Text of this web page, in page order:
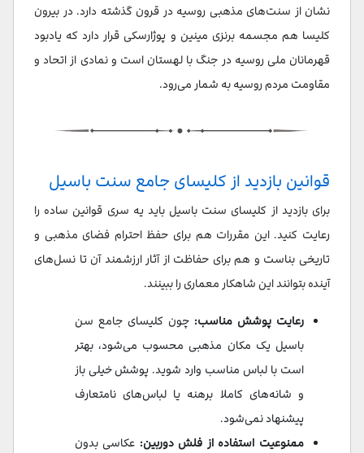
نشان از سنت‌های مذهبی روسیه در قرون گذشته دارد. در بیرون
کلیسا هم مجسمه برنزی مینین و پوژارسکی قرار دارد که یادبود
قهرمانان ملی روسیه در جنگ با لهستان است و نمادی از اتحاد و
مقاومت مردم روسیه به شمار می‌رود.
قوانین بازدید از کلیسای جامع سنت باسیل
برای بازدید از کلیسای سنت باسیل باید یه سری قوانین ساده را
رعایت کنید. این مقررات هم برای حفظ احترام فضای مذهبی و
تاریخی بناست و هم برای حفاظت از آثار ارزشمند آن تا نسل‌های
آینده بتوانند این شاهکار معماری را ببینند.
رعایت پوشش مناسب:چون کلیسای جامع سن
باسیل یک مکان مذهبی محسوب می‌شود، بهتر
است با لباس مناسب وارد شوید. پوشش خیلی باز
و شانه‌های کاملا برهنه یا لباس‌های نامتعارف
پیشنهاد نمی‌شود.
ممنوعیت استفاده از فلش دوربین: عکاسی بدون